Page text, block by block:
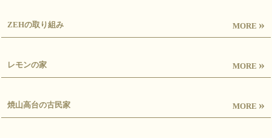
ZEHの取り組み MORE »
レモンの家 MORE »
焼山高台の古民家 MORE »